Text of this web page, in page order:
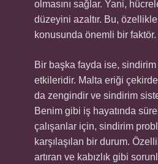
olmasını sağlar. Yani,
düzeyini azaltır. Bu,
konusunda önemli bir faktör.
Bir başka fayda ise,
etkileridir. Malta eriği
da zengindir ve sindirim
Benim gibi iş hayatında
çalışanlar için, sindirim
karşılaşılan bir durum.
artıran ve kabızlık gibi